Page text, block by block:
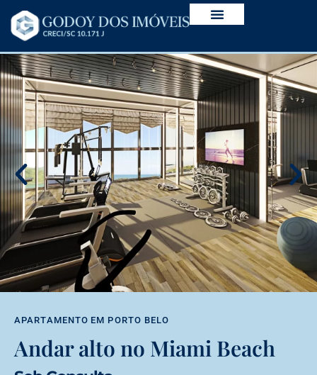
APARTAMENTO EM PORTO BELO
Andar alto no Miami Beach